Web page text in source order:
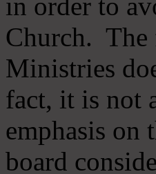
Church. The
Ministries
fact, it is not
emphasis on
board